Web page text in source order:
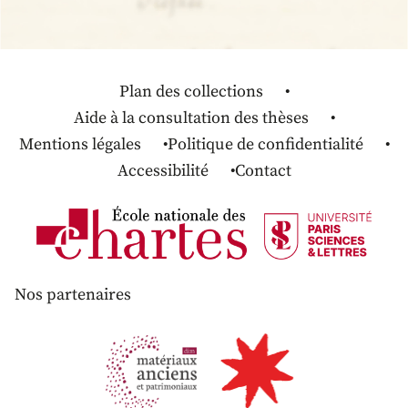
Plan des collections
Aide à la consultation des thèses
Mentions légales
Politique de confidentialité
Accessibilité
Contact
Nos partenaires